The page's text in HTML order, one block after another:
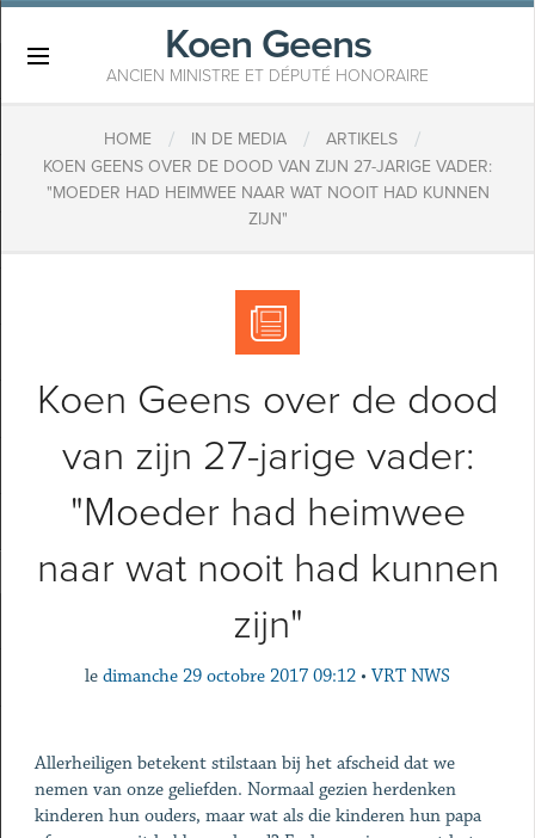
Koen Geens
ANCIEN MINISTRE ET DÉPUTÉ HONORAIRE
HOME / IN DE MEDIA / ARTIKELS /
​KOEN GEENS OVER DE DOOD VAN ZIJN 27-JARIGE VADER:
"MOEDER HAD HEIMWEE NAAR WAT NOOIT HAD KUNNEN
ZIJN"
​Koen Geens over de dood
van zijn 27-jarige vader:
"Moeder had heimwee
naar wat nooit had kunnen
zijn"
le dimanche 29 octobre 2017 09:12 • VRT NWS
Allerheiligen betekent stilstaan bij het afscheid dat we
nemen van onze geliefden. Normaal gezien herdenken
kinderen hun ouders, maar wat als die kinderen hun papa